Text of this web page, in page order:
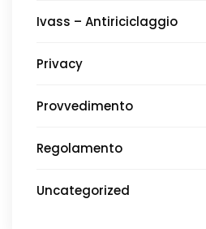
Ivass – Antiriciclaggio
Privacy
Provvedimento
Regolamento
Uncategorized